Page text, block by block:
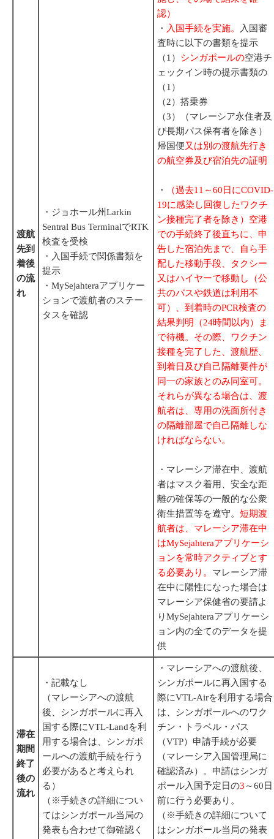
渡航
先到
着後
の流
れ
・ジョホール州Larkin
Sentral Bus TerminalでRTK
検査を受検
・入国手続で関係書類を
提示
・MySejahteraアプリケー
ションで渡航者のステー
タスを確認
認）
・ 入国手続を実施。
入国審
査時に以下の書類を提示
（1） シンガポールの空港チ
ェックイン時の提示書類の
（1）
（2）搭乗券
（3）（マレーシア永住者及
び長期パス保有者を除き）
帰国便又は別の渡航先行き
の航空券及び宿泊先の証明
・
（過去11～60日にCOVID-
19に感染し回復したワクチ
ン接種完了者を除き）空港
での手続終了後直ちに、申
告した宿泊先まで、自ら手
配した移動手段、タクシー
又はハイヤーで移動し（公
共のバスや鉄道は利用不
可）、到着時のPCR検査の
結果判明（24時間以内）ま
で待機。その際、ワクチン
接種を完了した、渡航歴、
到着日及び自己隔離要件が
同一の家族とのみ同室可。
それらが異なる場合は、渡
航者は、専用の洗面所付き
の隔離部屋で自己隔離しな
ければならない。
・マレーシア滞在中、渡航
者はマスク着用、安全な距
離の確保等の一般的な公衆
衛生措置等を遵守。 短期渡
航者は、マレーシア滞在中
はMySejahteraアプリケーシ
ョンを常時アクティブとす
る必要あり。 マレーシア滞
在中に陽性になった場合は
マレーシア保健省の要請よ
りMySejahteraアプリケーシ
ョン内の全てのデータを提
供
滞在
期間
終了
後の
流れ
・記載なし
（マレーシアへの渡航
後、シンガポールに再入
国する際にVTL-Landを利
用する場合は、シンガポ
ールへの渡航手続を行う
必要があると考えられ
る）
（※手続きの詳細につい
てはシンガポール当局の
発表も合わせて御確認く
・マレーシアへの渡航後、
シンガポールに再入国する
際にVTL-Airを利用する場合
は、シンガポールへのワク
チン・トラベル・パス
（VTP）申請手続が必要
（マレーシア入国管理局に
確認済み）。申請はシンガ
ポール入国予定日の3 ～60日
前に行う必要あり。
（※手続きの詳細について
はシンガポール当局の発表